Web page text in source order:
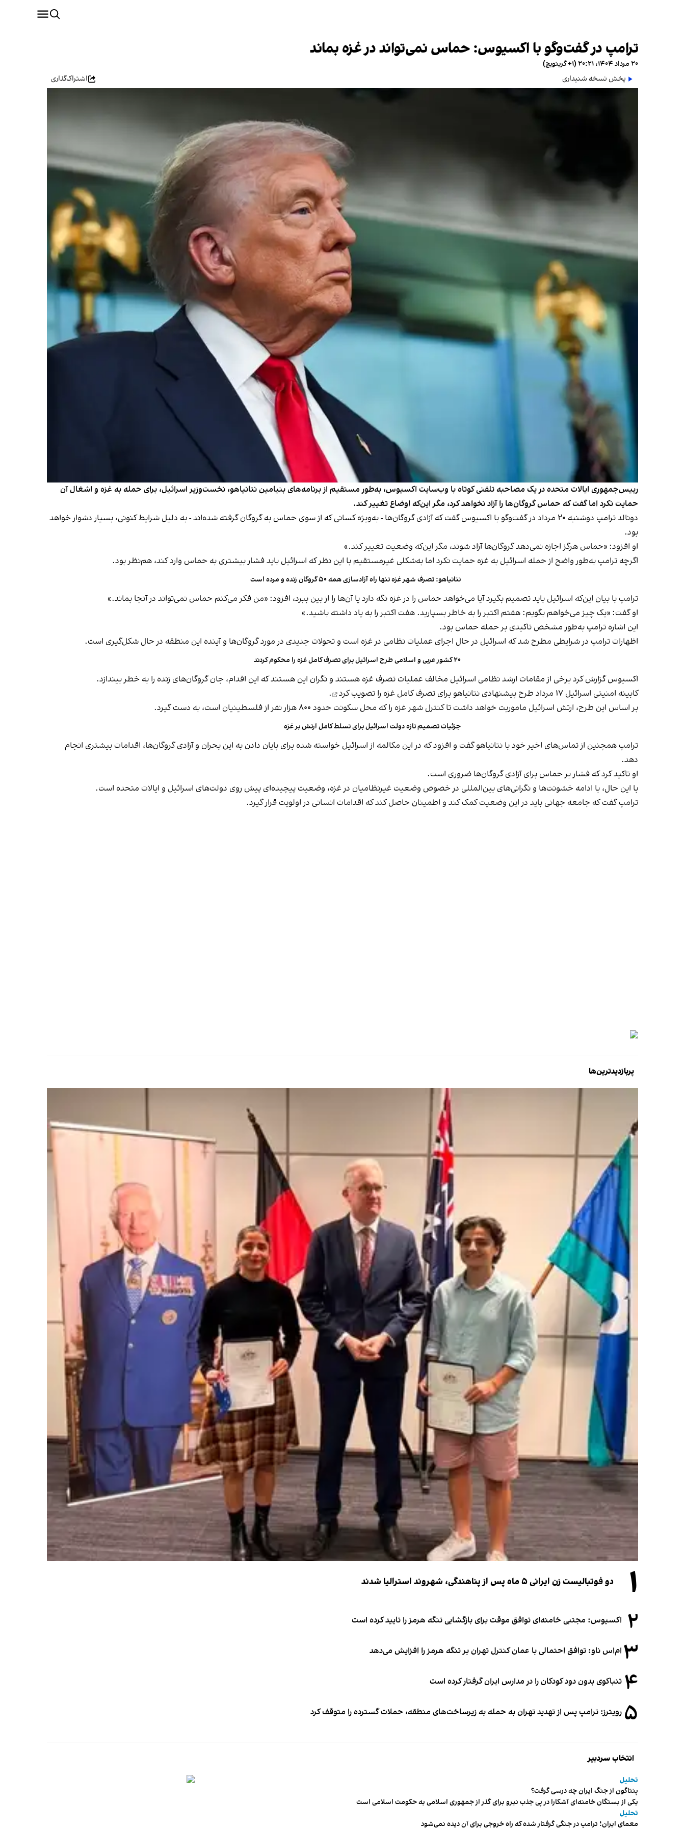
ترامپ در گفت‌وگو با اکسیوس: حماس نمی‌تواند در غزه بماند
۲۰ مرداد ۱۴۰۴، ۲۰:۲۱ (‎+۱ گرینویچ)
پخش نسخه شنیداری
اشتراک‌گذاری
رییس‌جمهوری ایالات متحده در یک مصاحبه تلفنی کوتاه با وب‌سایت اکسیوس، به‌طور مستقیم از برنامه‌های بنیامین نتانیاهو، نخست‌وزیر اسرائیل، برای حمله به غزه و اشغال آن
حمایت نکرد اما گفت که حماس گروگان‌ها را آزاد نخواهد کرد، مگر این‌که اوضاع تغییر کند.
دونالد ترامپ دوشنبه ۲۰ مرداد در گفت‌وگو با اکسیوس گفت که آزادی گروگان‌ها - به‌ویژه کسانی که از سوی حماس به گروگان گرفته شده‌اند - به دلیل شرایط کنونی، بسیار دشوار خواهد
بود.
او افزود: «حماس هرگز اجازه نمی‌دهد گروگان‌ها آزاد شوند، مگر این‌که وضعیت تغییر کند.»
اگرچه ترامپ به‌طور واضح از حمله اسرائیل به غزه حمایت نکرد اما به‌‌شکلی غیرمستقیم با این نظر که اسرائیل باید فشار بیشتری به حماس وارد کند، هم‌نظر بود.
نتانیاهو: تصرف شهر غزه تنها راه آزادسازی همه ۵۰ گروگان‌ زنده و مرده است
ترامپ با بیان این‌که اسرائیل باید تصمیم بگیرد آیا می‌خواهد حماس را در غزه نگه دارد یا آن‌ها را از بین ببرد، افزود: «من فکر می‌کنم حماس نمی‌تواند در آنجا بماند.»
او گفت: «یک چیز می‌خواهم بگویم: هفتم اکتبر را به خاطر بسپارید. هفت اکتبر را به یاد داشته باشید.»
این اشاره ترامپ به‌طور مشخص تاکیدی بر حمله حماس بود.
اظهارات ترامپ در شرایطی مطرح شد که اسرائیل در حال اجرای عملیات نظامی در غزه است و تحولات جدیدی در مورد گروگان‌ها و آینده این منطقه در حال شکل‌گیری است.
۲۰ کشور عربی و اسلامی طرح اسرائیل برای تصرف کامل غزه را محکوم کردند
اکسیوس گزارش کرد برخی از مقامات ارشد نظامی اسرائیل مخالف عملیات تصرف غزه هستند و نگران این هستند که این اقدام، جان گروگان‌های زنده را به خطر بیندازد.
کابینه امنیتی اسرائیل ۱۷ مرداد طرح پیشنهادی نتانیاهو برای تصرف کامل غزه را
تصویب کرد
.
بر اساس این طرح، ارتش اسرائیل ماموریت خواهد داشت تا کنترل شهر غزه را که محل سکونت حدود ۸۰۰ هزار نفر از فلسطینیان است، به دست گیرد.
جزئیات تصمیم تازه دولت اسرائیل برای تسلط کامل ارتش بر غزه
ترامپ همچنین از تماس‌های اخیر خود با نتانیاهو گفت و افزود که در این مکالمه از اسرائیل خواسته شده برای پایان دادن به این بحران و آزادی گروگان‌ها، اقدامات بیشتری انجام
دهد.
او تاکید کرد که فشار بر حماس برای آزادی گروگان‌ها ضروری است.
با این حال، با ادامه خشونت‌ها و نگرانی‌های بین‌المللی در خصوص وضعیت غیرنظامیان در غزه، وضعیت پیچیده‌ای پیش روی دولت‌های اسرائیل و ایالات متحده است.
ترامپ گفت که جامعه جهانی باید در این وضعیت کمک کند و اطمینان حاصل کند که اقدامات انسانی در اولویت قرار گیرد.
پربازدیدترین‌ها
۱ دو فوتبالیست زن ایرانی ۵ ماه پس از پناهندگی، شهروند استرالیا شدند
۲ اکسیوس: مجتبی خامنه‌ای توافق موقت برای بازگشایی تنگه هرمز را تایید کرده است
۳ ام‌اس ناو: توافق احتمالی با عمان کنترل تهران بر تنگه هرمز را افزایش می‌دهد
۴ تنباکوی بدون دود کودکان را در مدارس ایران گرفتار کرده است
۵ رویترز: ترامپ پس از تهدید تهران به حمله به زیرساخت‌های منطقه، حملات گسترده را متوقف کرد
انتخاب سردبیر
تحلیل
پنتاگون از جنگ ایران چه درسی گرفت؟
یکی از بستگان خامنه‌ای آشکارا در پی جذب نیرو برای گذر از جمهوری اسلامی به حکومت اسلامی است
تحلیل
معمای ایران؛ ترامپ در جنگی گرفتار شده که راه خروجی برای آن دیده نمی‌شود